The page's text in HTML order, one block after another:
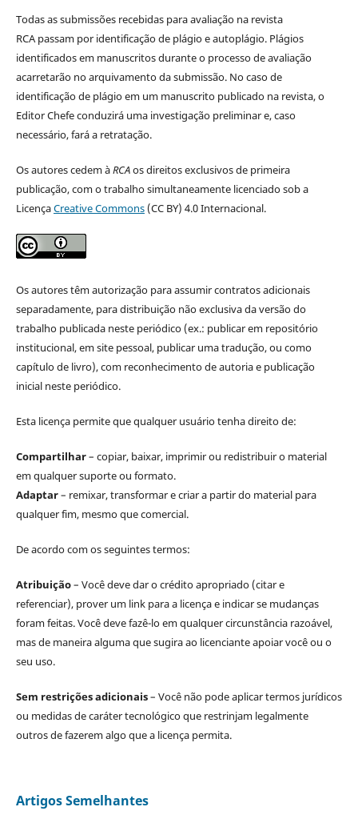
Todas as submissões recebidas para avaliação na revista
RCA passam por identificação de plágio e autoplágio. Plágios
identificados em manuscritos durante o processo de avaliação
acarretarão no arquivamento da submissão. No caso de
identificação de plágio em um manuscrito publicado na revista, o
Editor Chefe conduzirá uma investigação preliminar e, caso
necessário, fará a retratação.
Os autores cedem àRCAos direitos exclusivos de primeira
publicação, com o trabalho simultaneamente licenciado sob a
LicençaCreative Commons(CC BY) 4.0 Internacional.
Os autores têm autorização para assumir contratos adicionais
separadamente, para distribuição não exclusiva da versão do
trabalho publicada neste periódico (ex.: publicar em repositório
institucional, em site pessoal, publicar uma tradução, ou como
capítulo de livro), com reconhecimento de autoria e publicação
inicial neste periódico.
Esta licença permite que qualquer usuário tenha direito de:
Compartilhar– copiar, baixar, imprimir ou redistribuir o material
em qualquer suporte ou formato.
Adaptar– remixar, transformar e criar a partir do material para
qualquer fim, mesmo que comercial.
De acordo com os seguintes termos:
Atribuição– Você deve dar o crédito apropriado (citar e
referenciar), prover um link para a licença e indicar se mudanças
foram feitas. Você deve fazê-lo em qualquer circunstância razoável,
mas de maneira alguma que sugira ao licenciante apoiar você ou o
seu uso.
Sem restrições adicionais– Você não pode aplicar termos jurídicos
ou medidas de caráter tecnológico que restrinjam legalmente
outros de fazerem algo que a licença permita.
Artigos Semelhantes